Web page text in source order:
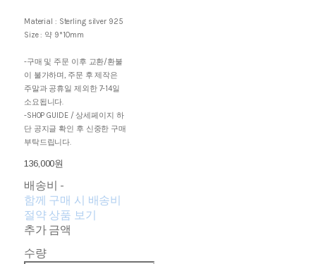
Material : Sterling silver 925
Size : 약 9*10mm
-구매 및 주문 이후 교환/환불
이 불가하며, 주문 후 제작은
주말과 공휴일 제외한 7-14일
소요됩니다.
-SHOP GUIDE / 상세페이지 하
단 공지글 확인 후 신중한 구매
부탁드립니다.
136,000원
배송비 -
함께 구매 시 배송비
절약 상품 보기
추가 금액
수량